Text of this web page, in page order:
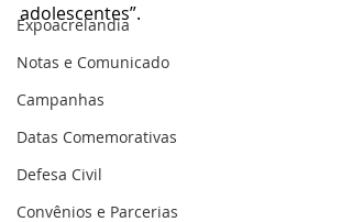
Expoacrelandia
Notas e Comunicado
Campanhas
Datas Comemorativas
Defesa Civil
Convênios e Parcerias
adolescentes”.